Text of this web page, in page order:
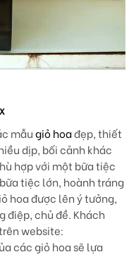
mẫugiỏ hoađẹp, thiết
dịp, bối cảnh khác
hợp với một bữa tiệc
tiệc lớn, hoành tráng
hoa được lên ý tưởng,
điệp, chủ đề. Khách
website:
các giỏ hoa sẽ lựa